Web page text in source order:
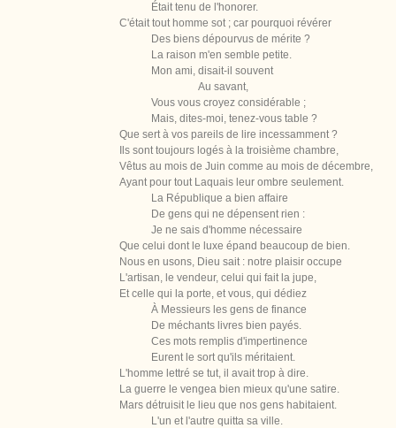
Était tenu de l'honorer.
C'était tout homme sot ; car pourquoi révérer
Des biens dépourvus de mérite ?
La raison m'en semble petite.
Mon ami, disait-il souvent
Au savant,
Vous vous croyez considérable ;
Mais, dites-moi, tenez-vous table ?
Que sert à vos pareils de lire incessamment ?
Ils sont toujours logés à la troisième chambre,
Vêtus au mois de Juin comme au mois de décembre,
Ayant pour tout Laquais leur ombre seulement.
La République a bien affaire
De gens qui ne dépensent rien :
Je ne sais d'homme nécessaire
Que celui dont le luxe épand beaucoup de bien.
Nous en usons, Dieu sait : notre plaisir occupe
L'artisan, le vendeur, celui qui fait la jupe,
Et celle qui la porte, et vous, qui dédiez
À Messieurs les gens de finance
De méchants livres bien payés.
Ces mots remplis d'impertinence
Eurent le sort qu'ils méritaient.
L'homme lettré se tut, il avait trop à dire.
La guerre le vengea bien mieux qu'une satire.
Mars détruisit le lieu que nos gens habitaient.
L'un et l'autre quitta sa ville.